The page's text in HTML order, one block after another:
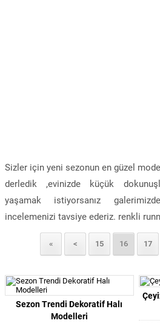
Sizler için yeni sezonun en güzel
derledik ,evinizde küçük
yaşamak istiyorsanız
incelemenizi tavsiye ederiz. renkli
« < 15 16 17
Sezon Trendi Dekoratif Halı
Modelleri